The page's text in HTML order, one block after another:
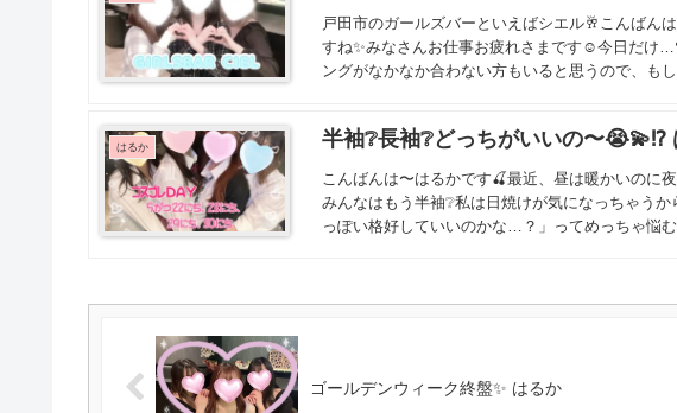
戸田市のガールズバーといえばシエル🥂こんばん
すね✨みなさんお仕事お疲れさまです☺️今日だけ
ングがなかなか合わない方もいると思うので、も
はるか 半袖❔長袖❔どっちがいいの〜😭💫⁉️
こんばんは〜はるかです🍒最近、昼は暖かいのに
みんなはもう半袖❔私は日焼けが気になっちゃう
っぽい格好していいのかな…？」ってめっちゃ悩む
ゴールデンウィーク終盤✨ はるか